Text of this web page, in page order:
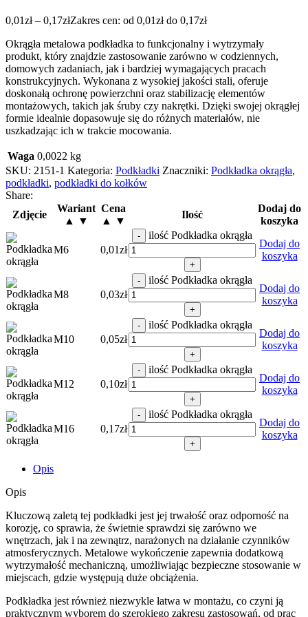
0,01zł – 0,17złZakres cen: od 0,01zł do 0,17zł
Okrągła metalowa podkładka to funkcjonalny i wytrzymały
produkt, który znajdzie zastosowanie zarówno w codziennych,
domowych zadaniach, jak i bardziej wymagających pracach
konstrukcyjnych. Wykonana z wysokiej jakości stali, oferuje
doskonałą ochronę powierzchni oraz stabilizację elementów
montażowych, takich jak śruby czy nakrętki. Dzięki swojej okrągłej
formie idealnie dopasowuje się do różnych materiałów, nie
uszkadzając ich w trakcie mocowania.
Waga 0,0022 kg
SKU: 2151-1 Kategoria: Podkładki Znaczniki: Podkładka okrągła,
podkładki, podkładki do kołków
Share:
Zdjęcie
Wariant
▲ ▼
Cena
▲ ▼
Ilość
Dodaj do
koszyka
M6 0,01zł
- ilość Podkładka okrągła
+
Dodaj do
koszyka
M8 0,03zł
- ilość Podkładka okrągła
+
Dodaj do
koszyka
M10 0,05zł
- ilość Podkładka okrągła
+
Dodaj do
koszyka
M12 0,10zł
- ilość Podkładka okrągła
+
Dodaj do
koszyka
M16 0,17zł
- ilość Podkładka okrągła
+
Dodaj do
koszyka
Opis
Opis
Kluczową zaletą tej podkładki jest jej trwałość oraz odporność na
korozję, co sprawia, że świetnie sprawdzi się zarówno we
wnętrzach, jak i na zewnątrz, narażonych na działanie czynników
atmosferycznych. Metalowe wykończenie zapewnia dodatkową
wytrzymałość mechaniczną, umożliwiając bezpieczne stosowanie w
miejscach, gdzie występują duże obciążenia.
Podkładka jest również niezwykle łatwa w montażu, co czyni ją
praktycznym wyborem do szerokiego zakresu zastosowań, od prac